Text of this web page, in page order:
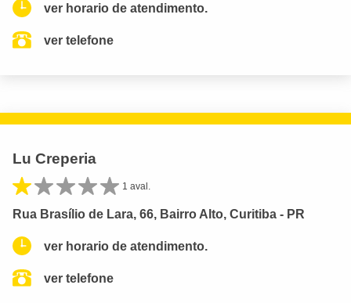
ver horario de atendimento.
ver telefone
Lu Creperia
1 aval.
Rua Brasílio de Lara, 66, Bairro Alto, Curitiba - PR
ver horario de atendimento.
ver telefone